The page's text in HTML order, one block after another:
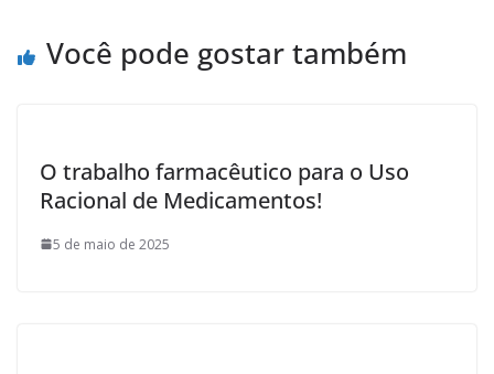
Você pode gostar também
O trabalho farmacêutico para o Uso
Racional de Medicamentos!
5 de maio de 2025